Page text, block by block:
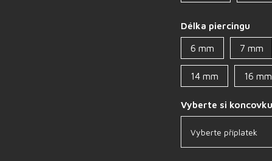
Délka piercingu
6 mm 7 mm
14 mm 16 mm
Vyberte si koncovku